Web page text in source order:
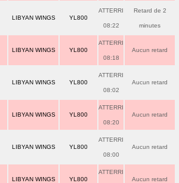
LIBYAN WINGS YL800
ATTERRI
08:22
Retard de 2
minutes
LIBYAN WINGS YL800
ATTERRI
08:18
Aucun retard
LIBYAN WINGS YL800
ATTERRI
08:02
Aucun retard
LIBYAN WINGS YL800
ATTERRI
08:20
Aucun retard
LIBYAN WINGS YL800
ATTERRI
08:00
Aucun retard
LIBYAN WINGS YL800
ATTERRI
Aucun retard